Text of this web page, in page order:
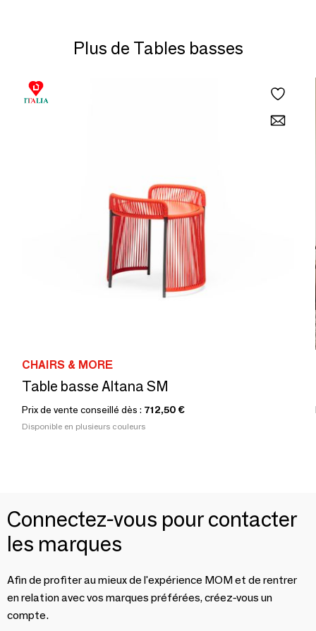
Plus de Tables basses
CHAIRS & MORE
Table basse Altana SM
Prix de vente conseillé dès : 712,50 €
Disponible en plusieurs couleurs
Connectez-vous pour contacter
les marques
Afin de profiter au mieux de l'expérience MOM et de rentrer
en relation avec vos marques préférées, créez-vous un
compte.